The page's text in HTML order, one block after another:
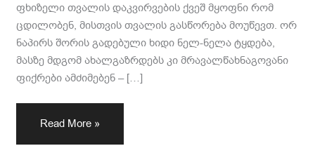
ფხიზელი თვალის დაკვირვების ქვეშ მყოფნი რომ
ცდილობენ, მისთვის თვალის გასწორება მოუწევთ. ორ
ნაპირს შორის გადებული ხიდი ნელ-ნელა ტყდება,
მასზე მდგომ ახალგაზრდებს კი მრავალწახნაგოვანი
ფიქრები ამძიმებენ – […]
Read More »